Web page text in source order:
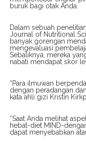
buruk bagi otak Anda.
Dalam sebuah
Journal of Nutritional
banyak gorengan
mengevaluasi
Sebaliknya, mereka
nabati mendapat skor
“Para ilmuwan
dengan peradangan
kata ahli gizi Kristin
“Saat Anda melihat
hebat-diet MIND-
dapat menyebabkan